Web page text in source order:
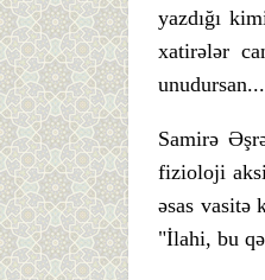
yazdığı
xatirələr
Samirə
fizioloji
əsas vasitə
"İlahi, bu